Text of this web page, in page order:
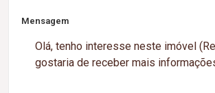
Mensagem